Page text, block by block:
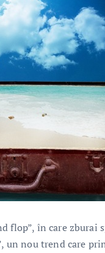
flop”, în care zburai
un nou trend care